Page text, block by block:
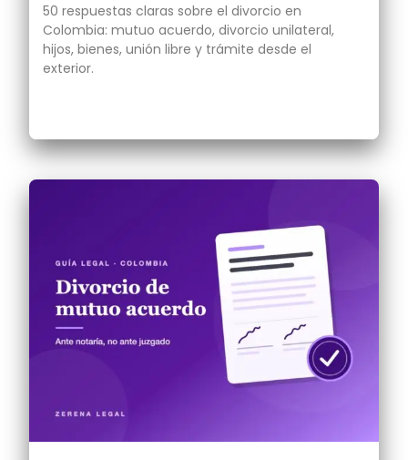
50 respuestas claras sobre el divorcio en
Colombia: mutuo acuerdo, divorcio unilateral,
hijos, bienes, unión libre y trámite desde el
exterior.